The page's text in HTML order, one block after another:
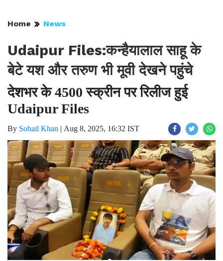
Home News
Udaipur Files:कन्हैयालाल साहू के
बेटे यश और तरुण भी मूवी देखने पहुंचे
देशभर के 4500 स्क्रीन पर रिलीज हुई
Udaipur Files
By Sohail Khan | Aug 8, 2025, 16:32 IST